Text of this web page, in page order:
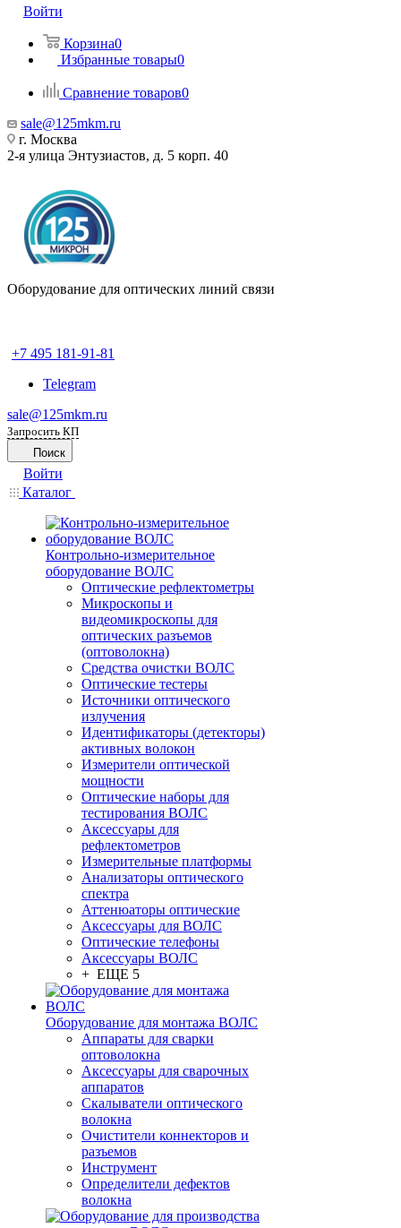
Войти
Корзина0
Избранные товары0
Сравнение товаров0
sale@125mkm.ru
г. Москва
2-я улица Энтузиастов, д. 5 корп. 40
Оборудование для оптических линий связи
+7 495 181-91-81
Telegram
sale@125mkm.ru
Запросить КП
Поиск
Войти
Каталог
Контрольно-измерительное
оборудование ВОЛС
Оптические рефлектометры
Микроскопы и
видеомикроскопы для
оптических разъемов
(оптоволокна)
Средства очистки ВОЛС
Оптические тестеры
Источники оптического
излучения
Идентификаторы (детекторы)
активных волокон
Измерители оптической
мощности
Оптические наборы для
тестирования ВОЛС
Аксессуары для
рефлектометров
Измерительные платформы
Анализаторы оптического
спектра
Аттенюаторы оптические
Аксессуары для ВОЛС
Оптические телефоны
Аксессуары ВОЛС
+ ЕЩЕ 5
Оборудование для монтажа ВОЛС
Аппараты для сварки
оптоволокна
Аксессуары для сварочных
аппаратов
Скалыватели оптического
волокна
Очистители коннекторов и
разъемов
Инструмент
Определители дефектов
волокна